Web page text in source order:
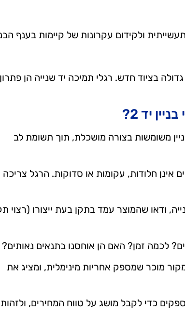
ולקידום עקרונות של קיימות בענף
בציוד חדש. רגלי תמיכה יד שנייה הן
יד 2?
משומשות בצורה מושכלת, תוך תשומת לב
אינן חלודות, עקומות או סדוקות. הרגל צריכה
ודאו שהמוצר עמד בתקן בעת ייצורו (רצוי
לכמה זמן? האם הן אוחסנו בתנאים נאותים?
מוכר שמספק אחריות מינימלית, ומציג את
כדי לקבל מושג על טווח המחירים, ולזהות